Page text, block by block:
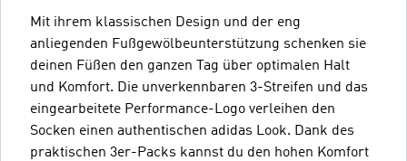
Mit ihrem klassischen Design und der eng
anliegenden Fußgewölbeunterstützung schenken sie
deinen Füßen den ganzen Tag über optimalen Halt
und Komfort. Die unverkennbaren 3-Streifen und das
eingearbeitete Performance-Logo verleihen den
Socken einen authentischen adidas Look. Dank des
praktischen 3er-Packs kannst du den hohen Komfort